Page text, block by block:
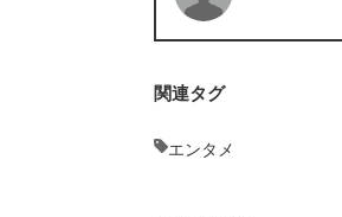
関連タグ
エンタメ